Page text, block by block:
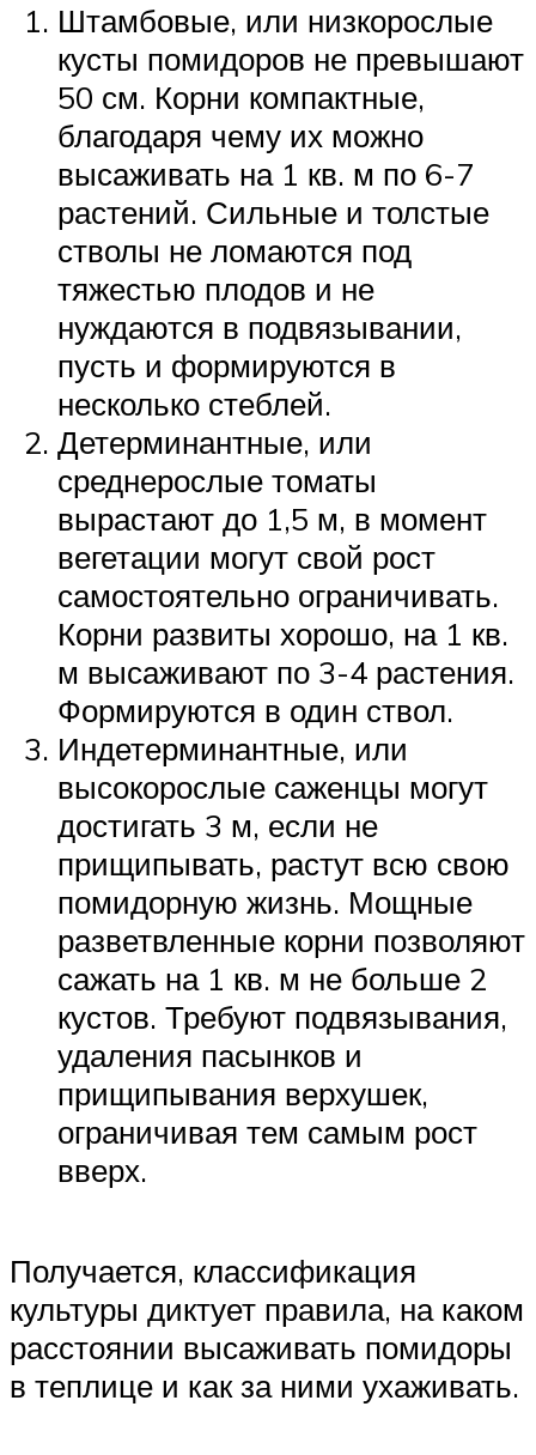
Штамбовые, или низкорослые
кусты помидоров не превышают
50 см. Корни компактные,
благодаря чему их можно
высаживать на 1 кв. м по 6-7
растений. Сильные и толстые
стволы не ломаются под
тяжестью плодов и не
нуждаются в подвязывании,
пусть и формируются в
несколько стеблей.
Детерминантные, или
среднерослые томаты
вырастают до 1,5 м, в момент
вегетации могут свой рост
самостоятельно ограничивать.
Корни развиты хорошо, на 1 кв.
м высаживают по 3-4 растения.
Формируются в один ствол.
Индетерминантные, или
высокорослые саженцы могут
достигать 3 м, если не
прищипывать, растут всю свою
помидорную жизнь. Мощные
разветвленные корни позволяют
сажать на 1 кв. м не больше 2
кустов. Требуют подвязывания,
удаления пасынков и
прищипывания верхушек,
ограничивая тем самым рост
вверх.
Получается, классификация
культуры диктует правила, на каком
расстоянии высаживать помидоры
в теплице и как за ними ухаживать.